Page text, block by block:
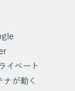
イベート
が動く